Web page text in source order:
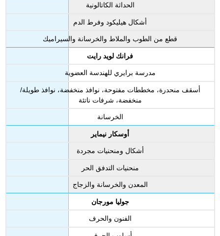
الحداثة الكاتالونية
أشكال هيليكود وفرط الدم
قطع من الطوب والملاط والخرسانة والسيراميك
فرانك لويد رايت
مدرسة برايري للهندسة العضوية
أسقف منحدرة، مخططات مفتوحة، نوافذ منخفضة، نوافذ طويلة/
منخفضة، شرفات ناتئة
الخرسانة
أوسكار نيماير
أشكال ومنحنيات مجردة
منحنيات التدفق الحر
المعدن والخرسانة والزجاج
جوليا مورجان
الفنون والحرف